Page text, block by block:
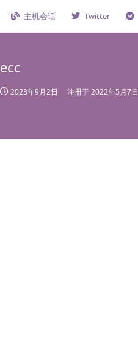
主机会话 Twitter
ecc
2023年9月2日 注册于2022年5月7日